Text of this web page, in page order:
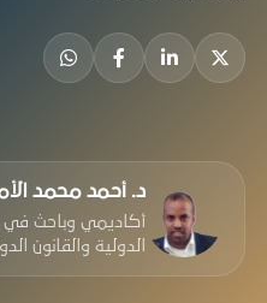
د. أحمد محمد
أكاديمي وباحث في
الدولية والقانون